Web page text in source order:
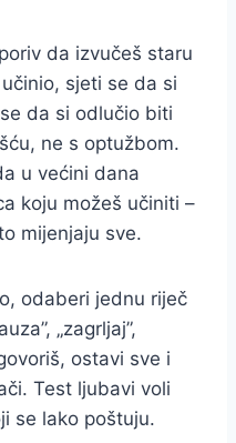
da izvučeš staru
sjeti se da si
da si odlučio biti
ne s optužbom.
u većini dana
koju možeš učiniti –
mijenjaju sve.
odaberi jednu riječ
„zagrljaj”,
ostavi sve i
Test ljubavi voli
se lako poštuju.